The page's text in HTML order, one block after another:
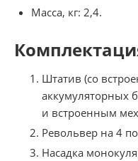
Масса, кг: 2,4.
Штатив (со
аккумуляторных
и встроенным
Револьвер на 4
Насадка